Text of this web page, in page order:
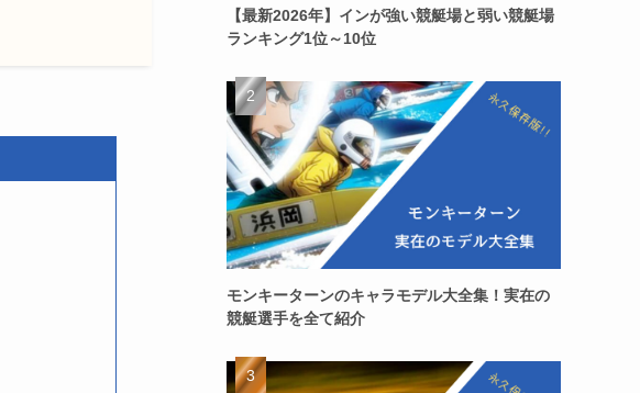
【最新2026年】インが強い競艇場と弱い競艇場
ランキング1位～10位
モンキーターンのキャラモデル大全集！実在の
競艇選手を全て紹介